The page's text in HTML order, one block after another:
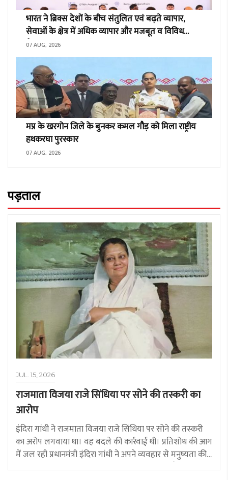
भारत ने ब्रिक्स देशों के बीच संतुलित एवं बढ़ते व्यापार,
सेवाओं के क्षेत्र में अधिक व्यापार और मजबूत व विविध
वैश्विक मूल्य श्रृंखलाओं का किया समर्थन
07 AUG, 2026
मप्र के खरगोन जिले के बुनकर कमल गौड़ को मिला राष्ट्रीय
हथकरघा पुरस्कार
07 AUG, 2026
पड़ताल
JUL. 15, 2026
राजमाता विजया राजे सिंधिया पर सोने की तस्करी का
आरोप
इंदिरा गांधी ने राजमाता विजया राजे सिंधिया पर सोने की तस्‍करी
का अरोप लगवाया था। वह बदले की कार्रवाई थी। प्रतिशोध की आग
में जल रही प्रधानमंत्री इंदिरा गांधी ने अपने व्यवहार से मनुष्‍यता की